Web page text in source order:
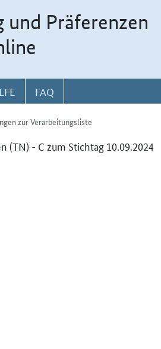
und Präferenzen
FAQ
zur Verarbeitungsliste
(TN) - C zum Stichtag 10.09.2024